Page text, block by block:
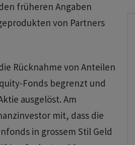
früheren Angaben
von ‌Partners
Rücknahme von Anteilen
Fonds begrenzt ​und
ausgelöst. Am
mit, dass die
in grossem Stil Geld